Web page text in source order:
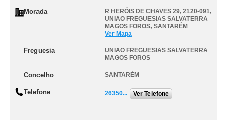
Morada R HERÓIS DE CHAVES 29, 2120-091,
UNIAO FREGUESIAS SALVATERRA
MAGOS FOROS, SANTARÉM
Ver Mapa
Freguesia
UNIAO FREGUESIAS SALVATERRA
MAGOS FOROS
Concelho SANTARÉM
Telefone 26350... Ver Telefone